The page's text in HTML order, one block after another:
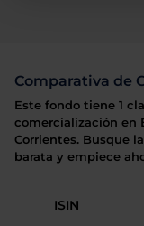
Comparativa de
Este fondo tiene 1
comercialización en
Corrientes. Busque
barata y empiece
ISIN